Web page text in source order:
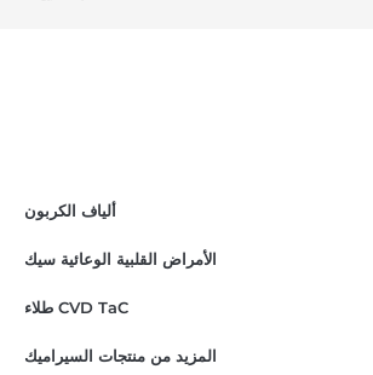
ألياف الكربون
الأمراض القلبية الوعائية سيك
طلاء CVD TaC
المزيد من منتجات السيراميك